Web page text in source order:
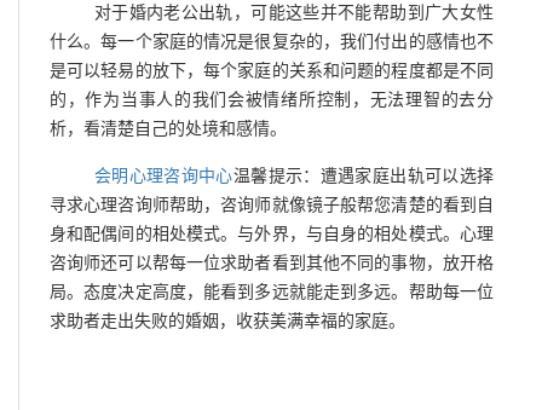
对于婚内老公出轨，可能这些并不能帮助到广大女性
什么。每一个家庭的情况是很复杂的，我们付出的感情也不
是可以轻易的放下，每个家庭的关系和问题的程度都是不同
的，作为当事人的我们会被情绪所控制，无法理智的去分
析，看清楚自己的处境和感情。
会明心理咨询中心温馨提示：遭遇家庭出轨可以选择
寻求心理咨询师帮助，咨询师就像镜子般帮您清楚的看到自
身和配偶间的相处模式。与外界，与自身的相处模式。心理
咨询师还可以帮每一位求助者看到其他不同的事物，放开格
局。态度决定高度，能看到多远就能走到多远。帮助每一位
求助者走出失败的婚姻，收获美满幸福的家庭。